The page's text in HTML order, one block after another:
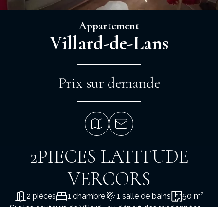
Appartement
Villard-de-Lans
Prix sur demande
2PIECES LATITUDE
VERCORS
2 pièces 1 chambre 1 salle de bains
50 m²